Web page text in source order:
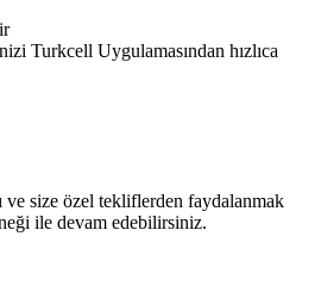
Turkcell Uygulamasından hızlıca
ve size özel tekliflerden faydalanmak
ile devam edebilirsiniz.